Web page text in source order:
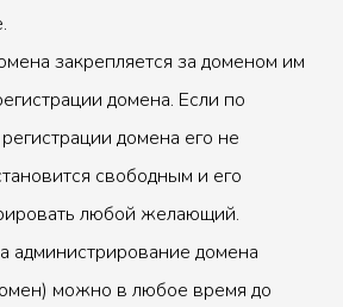
закрепляется за доменом им
домена. Если по
домена его не
свободным и его
любой желающий.
администрирование домена
можно в любое время до